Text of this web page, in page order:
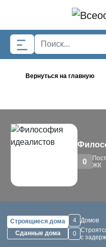
Вернуться на главную
0
ЖК
Строящиеся дома
Сданные дома
4
Домов
0
с